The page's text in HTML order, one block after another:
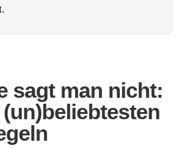
sagt man nicht: